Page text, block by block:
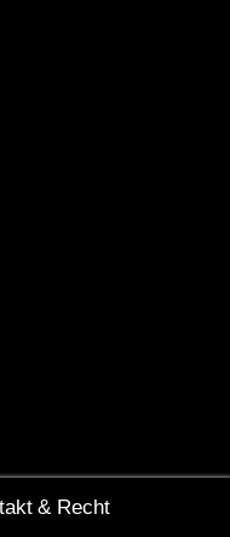
& Recht